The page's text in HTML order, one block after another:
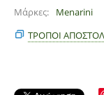
Μάρκες
Menarini
ΤΡΌΠΟΙ